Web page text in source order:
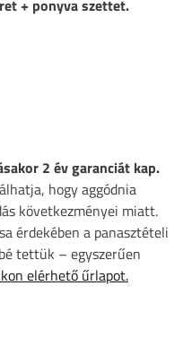
+ ponyva szettet.
2 év garanciát kap.
hogy aggódnia
következményei miatt.
érdekében a panasztételi
tettük – egyszerűen
elérhető űrlapot.